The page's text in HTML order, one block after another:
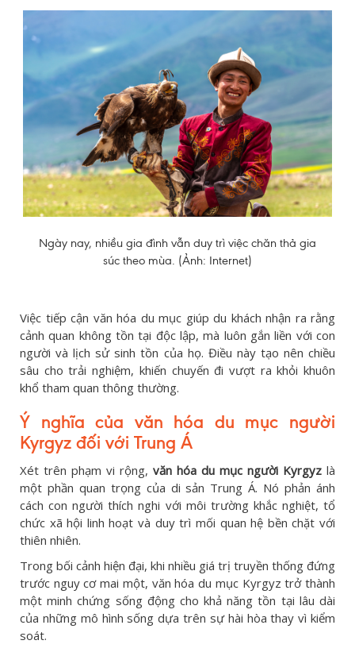
Ngày nay, nhiều gia đình vẫn duy trì việc chăn thả gia
súc theo mùa. (Ảnh: Internet)
Việc tiếp cận văn hóa du mục giúp du khách nhận ra rằng
cảnh quan không tồn tại độc lập, mà luôn gắn liền với con
người và lịch sử sinh tồn của họ. Điều này tạo nên chiều
sâu cho trải nghiệm, khiến chuyến đi vượt ra khỏi khuôn
khổ tham quan thông thường.
Ý nghĩa của văn hóa du mục người
Kyrgyz đối với Trung Á
Xét trên phạm vi rộng, văn hóa du mục người Kyrgyz là
một phần quan trọng của di sản Trung Á. Nó phản ánh
cách con người thích nghi với môi trường khắc nghiệt, tổ
chức xã hội linh hoạt và duy trì mối quan hệ bền chặt với
thiên nhiên.
Trong bối cảnh hiện đại, khi nhiều giá trị truyền thống đứng
trước nguy cơ mai một, văn hóa du mục Kyrgyz trở thành
một minh chứng sống động cho khả năng tồn tại lâu dài
của những mô hình sống dựa trên sự hài hòa thay vì kiểm
soát.